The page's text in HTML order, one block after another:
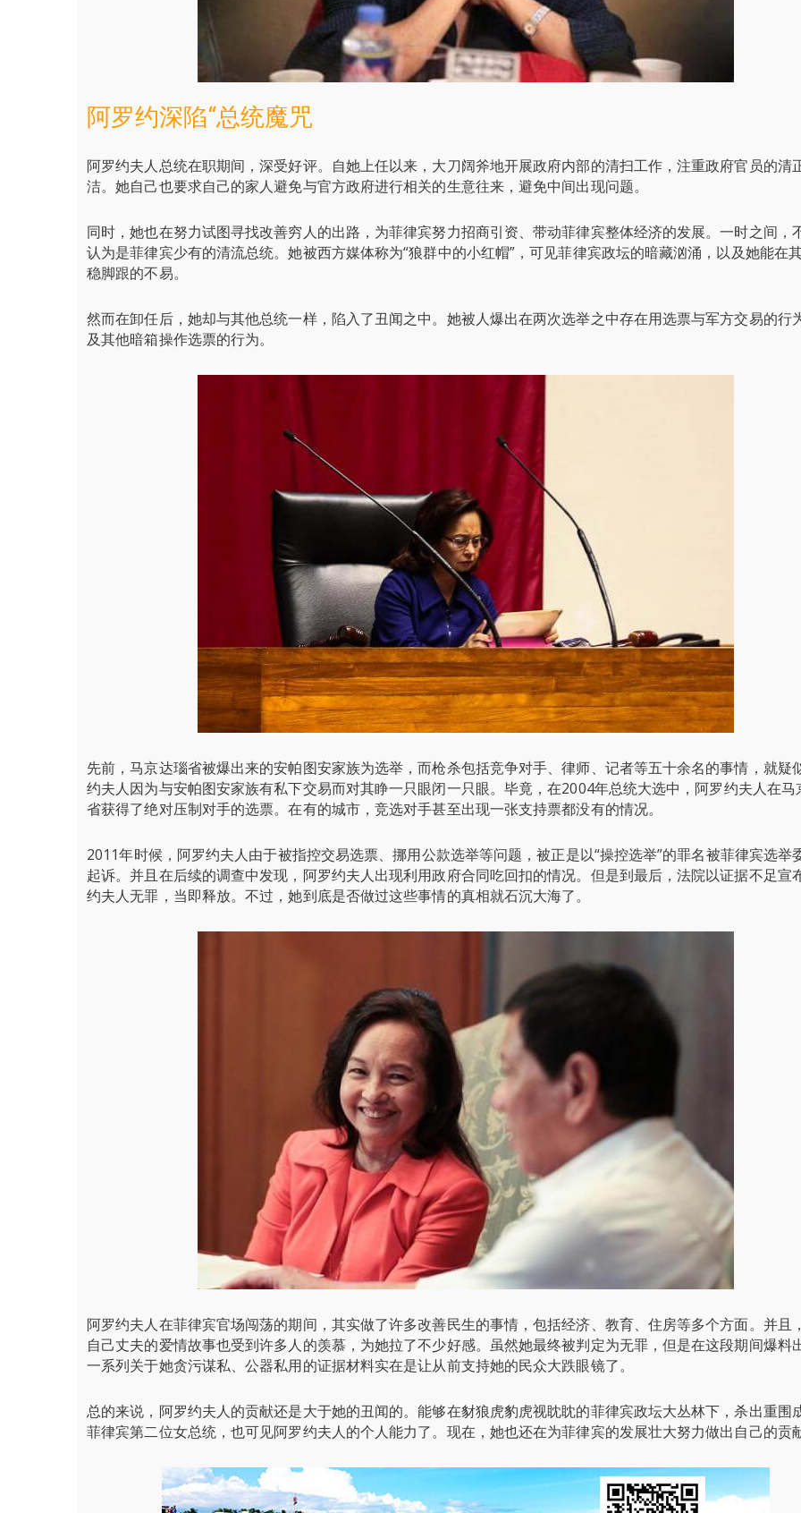
阿罗约深陷“总统魔咒
阿罗约夫人总统在职期间，深受好评。自她上任以来，大刀阔斧地开展政府内部的清扫工作，注重政府官员的清
洁。她自己也要求自己的家人避免与官方政府进行相关的生意往来，避免中间出现问题。
同时，她也在努力试图寻找改善穷人的出路，为菲律宾努力招商引资、带动菲律宾整体经济的发展。一时之间，
认为是菲律宾少有的清流总统。她被西方媒体称为“狼群中的小红帽”，可见菲律宾政坛的暗藏汹涌，以及她能在
稳脚跟的不易。
然而在卸任后，她却与其他总统一样，陷入了丑闻之中。她被人爆出在两次选举之中存在用选票与军方交易的行
及其他暗箱操作选票的行为。
先前，马京达瑙省被爆出来的安帕图安家族为选举，而枪杀包括竞争对手、律师、记者等五十余名的事情，就疑
约夫人因为与安帕图安家族有私下交易而对其睁一只眼闭一只眼。毕竟，在2004年总统大选中，阿罗约夫人在马
省获得了绝对压制对手的选票。在有的城市，竞选对手甚至出现一张支持票都没有的情况。
2011年时候，阿罗约夫人由于被指控交易选票、挪用公款选举等问题，被正是以“操控选举”的罪名被菲律宾选举
起诉。并且在后续的调查中发现，阿罗约夫人出现利用政府合同吃回扣的情况。但是到最后，法院以证据不足宣
约夫人无罪，当即释放。不过，她到底是否做过这些事情的真相就石沉大海了。
阿罗约夫人在菲律宾官场闯荡的期间，其实做了许多改善民生的事情，包括经济、教育、住房等多个方面。并且
自己丈夫的爱情故事也受到许多人的羡慕，为她拉了不少好感。虽然她最终被判定为无罪，但是在这段期间爆料
一系列关于她贪污谋私、公器私用的证据材料实在是让从前支持她的民众大跌眼镜了。
总的来说，阿罗约夫人的贡献还是大于她的丑闻的。能够在豺狼虎豹虎视眈眈的菲律宾政坛大丛林下，杀出重围
菲律宾第二位女总统，也可见阿罗约夫人的个人能力了。现在，她也还在为菲律宾的发展壮大努力做出自己的贡